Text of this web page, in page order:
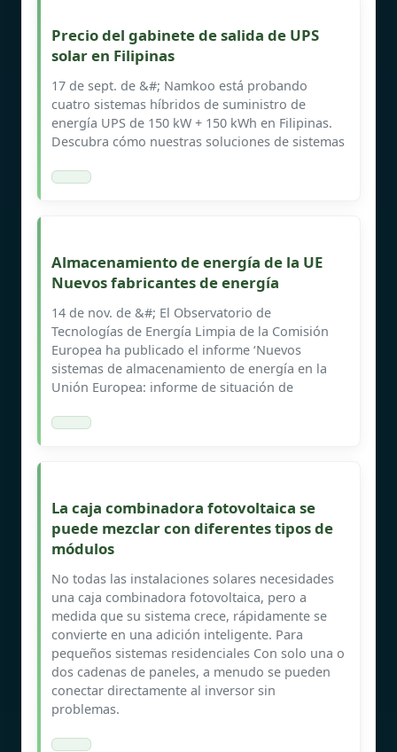
Precio del gabinete de salida de UPS
solar en Filipinas
17 de sept. de &#; Namkoo está probando
cuatro sistemas híbridos de suministro de
energía UPS de 150 kW + 150 kWh en Filipinas.
Descubra cómo nuestras soluciones de sistemas
Almacenamiento de energía de la UE
Nuevos fabricantes de energía
14 de nov. de &#; El Observatorio de
Tecnologías de Energía Limpia de la Comisión
Europea ha publicado el informe ‘Nuevos
sistemas de almacenamiento de energía en la
Unión Europea: informe de situación de
La caja combinadora fotovoltaica se
puede mezclar con diferentes tipos de
módulos
No todas las instalaciones solares necesidades
una caja combinadora fotovoltaica, pero a
medida que su sistema crece, rápidamente se
convierte en una adición inteligente. Para
pequeños sistemas residenciales Con solo una o
dos cadenas de paneles, a menudo se pueden
conectar directamente al inversor sin
problemas.